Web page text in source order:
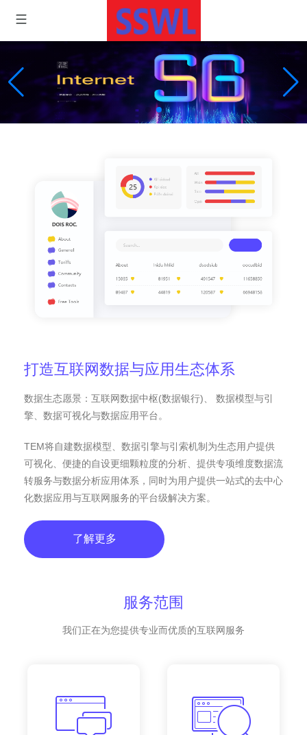
打造互联网数据与应用生态体系
数据生态愿景：互联网数据中枢(数据银行)、 数据模型与引
擎、数据可视化与数据应用平台。
TEM将自建数据模型、数据引擎与引索机制为生态用户提供
可视化、便捷的自设更细颗粒度的分析、提供专项维度数据流
转服务与数据分析应用体系，同时为用户提供一站式的去中心
化数据应用与互联网服务的平台级解决方案。
了解更多
服务范围
我们正在为您提供专业而优质的互联网服务